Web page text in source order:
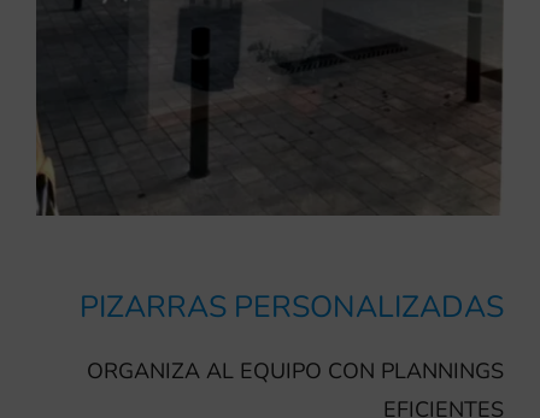
PIZARRAS PERSONALIZADAS
ORGANIZA AL EQUIPO CON PLANNINGS
EFICIENTES